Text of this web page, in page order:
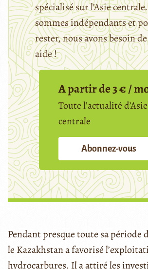
spécialisé sur l’Asie
sommes indépendants et
rester, nous avons besoin
aide !
A partir de 3 € /
Toute l’actualité d’Asie
centrale
Abonnez-vous
Pendant presque toute sa période
le Kazakhstan a favorisé
hydrocarbures. Il a attiré les